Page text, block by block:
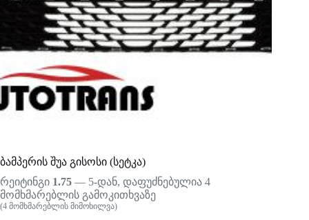
ბამპერის შუა გისოსი (სეტკა)
რეიტინგი 1.75 — 5-დან, დაფუძნებულია 4
მომხმარებლის გამოკითხვაზე
(4 მომხმარებლის მიმოხილვა)